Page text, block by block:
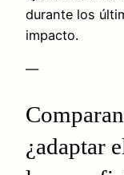
durante los
impacto.
—
¿adaptar